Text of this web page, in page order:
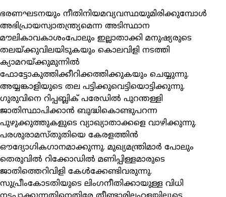
ഭരണഘടനയും നീതിനിയമവ്യവസ്ഥയുമിരിക്കുമ്പോള്‍
അഭിപ്രായസ്വാതന്ത്ര്യമെന്ന അടിസ്ഥാന
മൗലികാവകാശംപോലും ഇല്ലാതാക്കി മനുഷ്യരുടെ
തലയ്ക്കുവിലയിടുകയും കൊലവിളി നടത്തി
ക്യാമറയ്ക്കുമുന്നില്‍
ഫോട്ടോകുത്തിക്കീറിക്കത്തിക്കുകയും ചെയ്യുന്നു.
അയ്യങ്കാളിയുടെ തല പട്ടിക്കുവെട്ടിയൊട്ടിക്കുന്നു.
ഗുരുവിനെ റിപ്പബ്ലിക് പരേഡില്‍ പുറന്തള്ളി
ജാതിസ്ഥാപിക്കാന്‍ ബുദ്ധികൊണ്ടുപറന്ന
പുഴുക്കുത്തുകളുടെ വ്യാഖ്യാതാക്കളെ വാഴിക്കുന്നു.
പരശുരാമസ്തുതിയെ കേരളത്തിന്‍
ഔദ്യോഗികഗാനമാക്കുന്നു. മുഖ്യമന്ത്രിമാര്‍ പോലും
തെരുവില്‍ റിക്കോഡില്‍ മണിപ്പിള്ളമാരുടെ
ജാതിത്തെറിവിളി കേള്‍ക്കേണ്ടിവരുന്നു.
സുപ്രീംകോടതിയുടെ ലിംഗനീതിക്കായുള്ള വിധി